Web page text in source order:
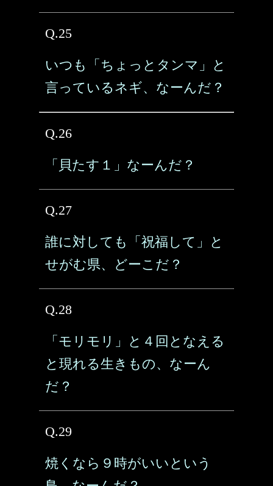
Q.25
いつも「ちょっとタンマ」と
言っているネギ、なーんだ？
Q.26
「貝たす１」なーんだ？
Q.27
誰に対しても「祝福して」と
せがむ県、どーこだ？
Q.28
「モリモリ」と４回となえる
と現れる生きもの、なーん
だ？
Q.29
焼くなら９時がいいという